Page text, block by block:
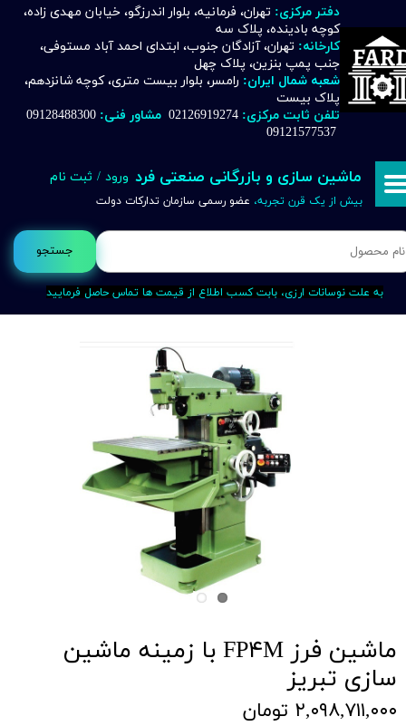
جستجو
دفتر مرکزی: تهران، فرمانیه، بلوار اندرزگو، خیابان مهدی زاده،
کوچه بادینده، پلاک سه
کارخانه: تهران، آزادگان جنوب، ابتدای احمد آباد مستوفی،
جنب پمپ بنزین، پلاک چهل
شعبه شمال ایران: رامسر، بلوار بیست متری، کوچه شانزدهم،
پلاک بیست
تلفن ثابت مرکزی: 02126919274 مشاور فنی:
09121577537
ماشین سازی و بازرگانی صنعتی فرد
بیش از یک قرن تجربه، عضو رسمی سازمان تدارکات دولت
ورود / ثبت نام
حساب کاربری من
تغییر گذر واژه
خروج از حساب کاربری
به علت نوسانات ارزی، بابت کسب اطلاع از قیمت ها تماس حاصل فرمایید
ماشین فرز FP۴M با زمینه ماشین
سازی تبریز
۲,۰۹۸,۷۱۱,۰۰۰ تومان